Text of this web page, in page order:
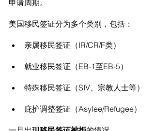
申请周期。
美国移民签证分为多个类别，包括：
亲属移民签证（IR/CR/F类）
就业移民签证（EB-1至EB-5）
特殊移民签证（SIV、宗教人士等）
庇护调整签证（Asylee/Refugee）